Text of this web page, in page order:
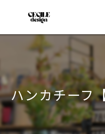
ハンカチーフ